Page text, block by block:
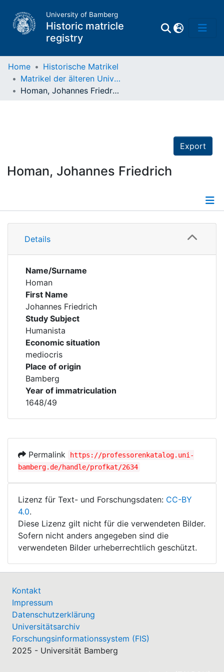
University of Bamberg
Historic matricle
registry
Matrikel
Home
Historische Matrikel
Matrikel der älteren Universität
Homan, Johannes Friedrich
Export
Homan, Johannes Friedrich
Details
Details
Name/Surname
Homan
First Name
Johannes Friedrich
Study Subject
Humanista
Economic situation
mediocris
Place of origin
Bamberg
Year of immatriculation
1648/49
Permalink
https://professorenkatalog.uni-
bamberg.de/handle/profkat/2634
Lizenz für Text- und Forschungsdaten: CC-BY
4.0.
Diese Lizenz gilt nicht für die verwendeten Bilder.
Sofern nicht anders angegeben sind die
verwendeten Bilder urheberrechtlich geschützt.
Kontakt
Impressum
Datenschutzerklärung
Universitätsarchiv
Forschungsinformationssystem (FIS)
2025 - Universität Bamberg